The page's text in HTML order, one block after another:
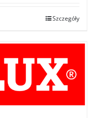
Szczegóły